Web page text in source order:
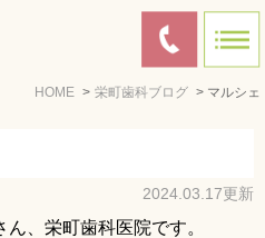
HOME 栄町歯科ブログ マルシェ
2024.03.17更新
、栄町歯科医院です。